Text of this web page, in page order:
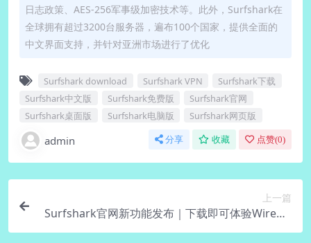
日志政策、AES-256军事级加密技术等。此外，Surfshark在
全球拥有超过3200台服务器，遍布100个国家，提供全面的
中文界面支持，并针对亚洲市场进行了优化
Surfshark download Surfshark VPN
Surfshark下载
Surfshark中文版
Surfshark免费版
Surfshark官网
Surfshark桌面版
Surfshark电脑版 Surfshark网页版
admin 分享 收藏 点赞(0)
上一篇
Surfshark官网新功能发布｜下载即可体验WireGu
ard